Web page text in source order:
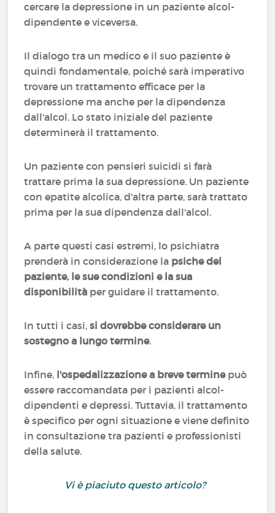
cercare la depressione in un paziente alcol-
dipendente e viceversa.
Il dialogo tra un medico e il suo paziente è
quindi fondamentale, poiché sarà imperativo
trovare un trattamento efficace per la
depressione ma anche per la dipendenza
dall'alcol. Lo stato iniziale del paziente
determinerà il trattamento.
Un paziente con pensieri suicidi si farà
trattare prima la sua depressione. Un paziente
con epatite alcolica, d'altra parte, sarà trattato
prima per la sua dipendenza dall'alcol.
A parte questi casi estremi, lo psichiatra
prenderà in considerazione la psiche del
paziente, le sue condizioni e la sua
disponibilità per guidare il trattamento.
In tutti i casi,si dovrebbe considerare un
sostegno a lungo termine.
Infine, l'ospedalizzazione a breve terminepuò
essere raccomandata per i pazienti alcol-
dipendenti e depressi. Tuttavia, il trattamento
è specifico per ogni situazione e viene definito
in consultazione tra pazienti e professionisti
della salute.
Vi è piaciuto questo articolo?